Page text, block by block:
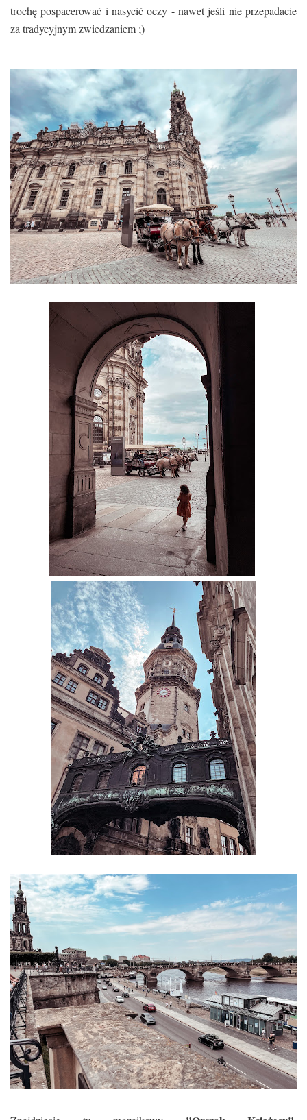
trochę pospacerować i nasycić oczy - nawet jeśli nie przepadacie
za tradycyjnym zwiedzaniem ;)